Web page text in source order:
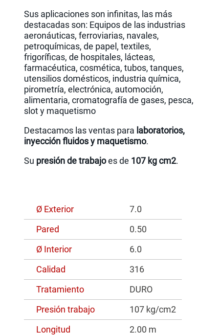
Sus aplicaciones son infinitas, las más
destacadas son: Equipos de las industrias
aeronáuticas, ferroviarias, navales,
petroquímicas, de papel, textiles,
frigoríficas, de hospitales, lácteas,
farmacéutica, cosmética, tubos, tanques,
utensilios domésticos, industria química,
pirometría, electrónica, automoción,
alimentaria, cromatografía de gases, pesca,
slot y maquetismo
Destacamos las ventas para laboratorios,
inyección fluidos y maquetismo.
Su presión de trabajoes de 107 kg cm2.
Ø Exterior
7.0
Pared
0.50
Ø Interior
6.0
Calidad
316
Tratamiento
DURO
Presión trabajo
107 kg/cm2
Longitud
2.00 m